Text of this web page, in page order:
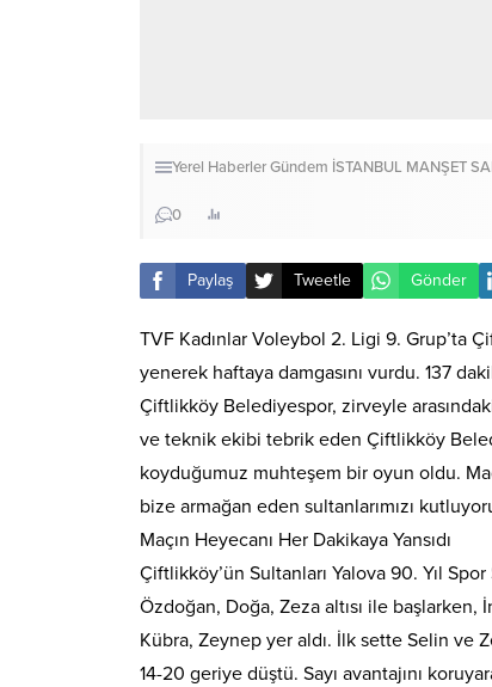
Yerel HaberlerGündem İSTANBUL MANŞET
0
Paylaş Tweetle Gönder
TVF Kadınlar Voleybol 2. Ligi 9. Grup’ta
yenerek haftaya damgasını vurdu. 137
Çiftlikköy Belediyespor, zirveyle
ve teknik ekibi tebrik eden Çiftlikköy
koyduğumuz muhteşem bir oyun oldu.
bize armağan eden sultanlarımızı
Maçın Heyecanı Her Dakikaya Yansıdı
Çiftlikköy’ün Sultanları Yalova 90. Yıl
Özdoğan, Doğa, Zeza altısı ile
Kübra, Zeynep yer aldı. İlk sette Selin ve
14-20 geriye düştü. Sayı avantajını